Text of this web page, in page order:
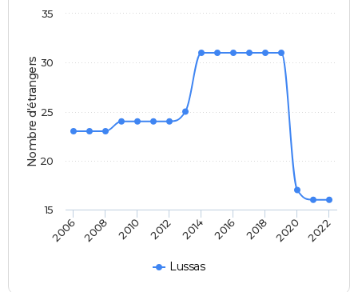
Nombre d'étrangers
Lussas
2006 2008 2010 2012 2014 2016 2018 2020 2022
15
20
25
30
35